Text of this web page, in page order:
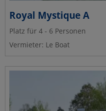
Royal Mystique A
Platz für 4 - 6 Personen
Vermieter: Le Boat